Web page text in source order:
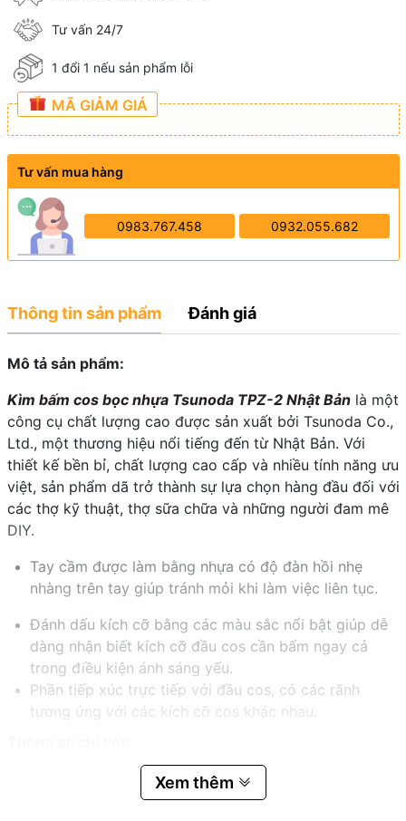
Tư vấn 24/7
1 đổi 1 nếu sản phẩm lỗi
MÃ GIẢM GIÁ
Tư vấn mua hàng
0983.767.458 0932.055.682
Thông tin sản phẩm Đánh giá
Mô tả sản phẩm:
Kìm bấm cos bọc nhựa Tsunoda TPZ-2 Nhật Bảnlà một
công cụ chất lượng cao được sản xuất bởi Tsunoda Co.,
Ltd., một thương hiệu nổi tiếng đến từ Nhật Bản. Với
thiết kế bền bỉ, chất lượng cao cấp và nhiều tính năng ưu
việt, sản phẩm dã trở thành sự lựa chọn hàng đầu đối với
các thợ kỹ thuật, thợ sữa chữa và những người đam mê
DIY.
Tay cầm được làm bằng nhựa có độ đàn hồi nhẹ
nhàng trên tay giúp tránh mỏi khi làm việc liên tục.
Đánh dấu kích cỡ bằng các màu sắc nổi bật giúp dễ
dàng nhận biết kích cỡ đầu cos cần bấm ngay cả
trong điều kiện ánh sáng yếu.
Phần tiếp xúc trực tiếp với đầu cos, có các rãnh
tương ứng với các kích cỡ cos khác nhau.
Khả năng bấm đầu cos: 0.3; 0.5; 1.25; 2 mm²
Chiều rộng đầu: 38mm
Xem thêm